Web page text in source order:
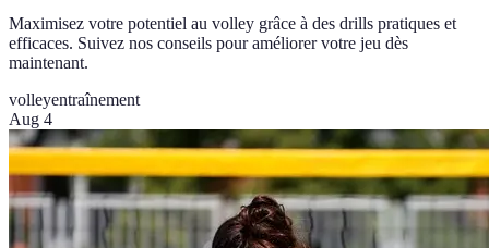
Maximisez votre potentiel au volley grâce à des drills pratiques et
efficaces. Suivez nos conseils pour améliorer votre jeu dès
maintenant.
volleyentraînement
Aug 4